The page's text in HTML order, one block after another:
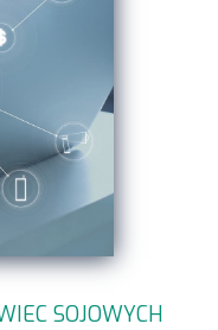
SOJOWYCH